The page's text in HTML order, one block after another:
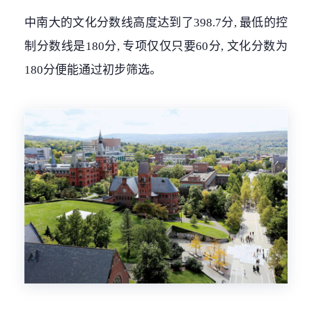
中南大的文化分数线高度达到了398.7分, 最低的控
制分数线是180分, 专项仅仅只要60分, 文化分数为
180分便能通过初步筛选。